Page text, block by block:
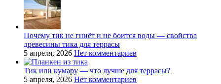
Почему тик не гниёт и не боится воды — свойства
древесины тика для террасы
5 апреля, 2026 Нет комментариев
Тик или кумару — что лучше для террасы?
5 апреля, 2026 Нет комментариев